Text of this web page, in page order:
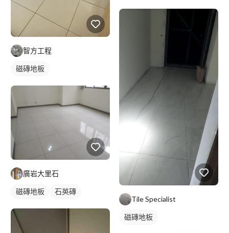
智方工程
磁磚地板
廣岩大里石
磁磚地板 石英磚
Tile Specialist
磁磚地板